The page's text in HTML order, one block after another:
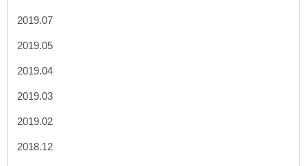
2019.07
2019.05
2019.04
2019.03
2019.02
2018.12